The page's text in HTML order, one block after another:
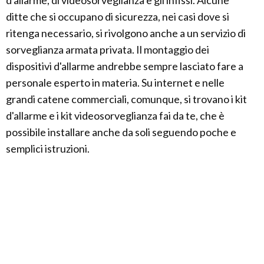
ditte che si occupano di sicurezza, nei casi dove si
ritenga necessario, si rivolgono anche a un servizio di
sorveglianza armata privata. Il montaggio dei
dispositivi d'allarme andrebbe sempre lasciato fare a
personale esperto in materia. Su internet e nelle
grandi catene commerciali, comunque, si trovano i kit
d'allarme e i kit videosorveglianza fai da te, che è
possibile installare anche da soli seguendo poche e
semplici istruzioni.